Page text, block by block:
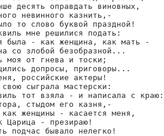
десять оправдать виновных,
невинного казнить,-
то слово буквой праздной!
мне решилися подать:
была - как женщина, как мать -
со злобой безобразной...
моя от гнева и тоски;
допросы, приговоры...
российские актеры!
сыграла мастерски:
тот взяла - и написала с краю:
стыдом его казня,-
женщины - касается меня,
Царица - презираю!
подчас бывало нелегко!